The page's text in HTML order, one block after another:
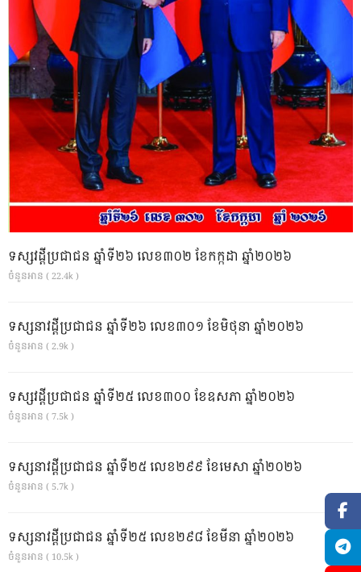
ទស្សវដ្តីប្រជាជន ឆ្នាំទី២៦ លេខ៣០២ ខែកក្កដា ឆ្នាំ២០២៦
ចំនួនអាន ( 22.4k )
ទស្សនាវដ្ដីប្រជាជន ឆ្នាំទី២៦ លេខ៣០១ ខែមិថុនា ឆ្នាំ២០២៦
ចំនួនអាន ( 2.9k )
ទស្សវដ្តីប្រជាជន ឆ្នាំទី២៥ លេខ៣០០ ខែឧសភា ឆ្នាំ២០២៦
ចំនួនអាន ( 7.5k )
ទស្សនាវដ្ដីប្រជាជន ឆ្នាំទី២៥ លេខ២៩៩ ខែមេសា ឆ្នាំ២០២៦
ចំនួនអាន ( 5.7k )
ទស្សនាវដ្ដីប្រជាជន ឆ្នាំទី២៥ លេខ២៩៨ ខែមីនា ឆ្នាំ២០២៦
ចំនួនអាន ( 10.5k )